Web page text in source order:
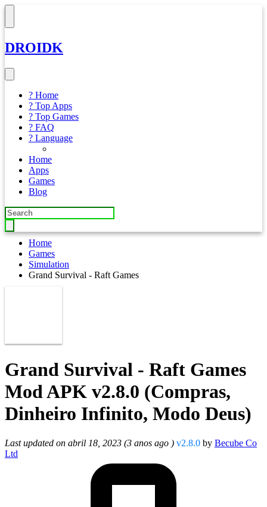
DROIDK
? Home
? Top Apps
? Top Games
? FAQ
? Language
Home
Apps
Games
Blog
Home
Games
Simulation
Grand Survival - Raft Games
Grand Survival - Raft Games
Mod APK v2.8.0 (Compras,
Dinheiro Infinito, Modo Deus)
Last updated on abril 18, 2023 (3 anos ago ) v2.8.0 by Becube Co
Ltd